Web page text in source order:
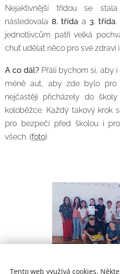
Nejaktivnější třídou se
následovala 8. třída a 3. třída.
jednotlivcům patří velká
chuť udělat něco pro své zdraví
A co dál? Přáli bychom si, aby
méně aut, aby zde bylo
nejčastěji přicházely do
koloběžce. Každý takový krok
pro bezpečí před školou i
všech. (foto)
Tento web využívá cookies.